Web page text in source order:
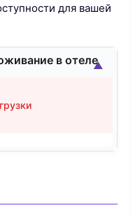
для вашей
в отеле▲